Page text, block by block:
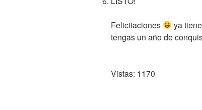
Felicitaciones ya
tengas un año de
Vistas: 1170